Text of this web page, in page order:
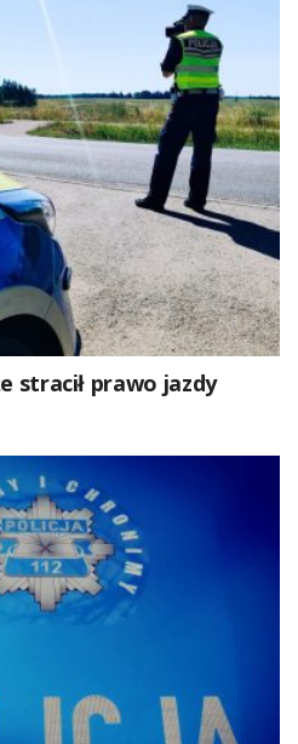
stracił prawo jazdy